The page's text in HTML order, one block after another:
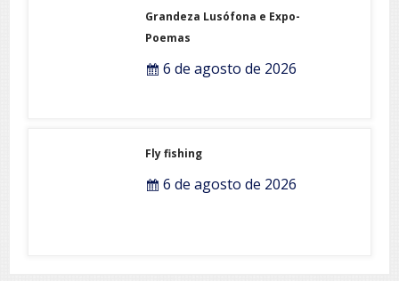
Grandeza Lusófona e Expo-
Poemas
6 de agosto de 2026
Fly fishing
6 de agosto de 2026